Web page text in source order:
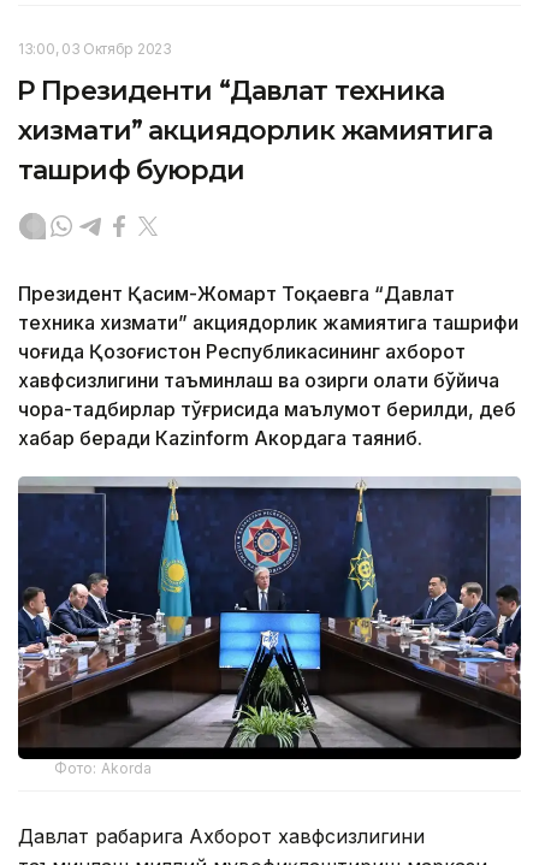
13:00, 03 Октябр 2023
ҚР Президенти “Давлат техника
хизмати” акциядорлик жамиятига
ташриф буюрди
Президент Қасим-Жомарт Тоқаевга “Давлат
техника хизмати” акциядорлик жамиятига ташрифи
чоғида Қозоғистон Республикасининг ахборот
хавфсизлигини таъминлаш ва ҳозирги ҳолати бўйича
чора-тадбирлар тўғрисида маълумот берилди, деб
хабар беради Каzinform Акордага таяниб.
Фото: Akorda
Давлат раҳбарига Ахборот хавфсизлигини